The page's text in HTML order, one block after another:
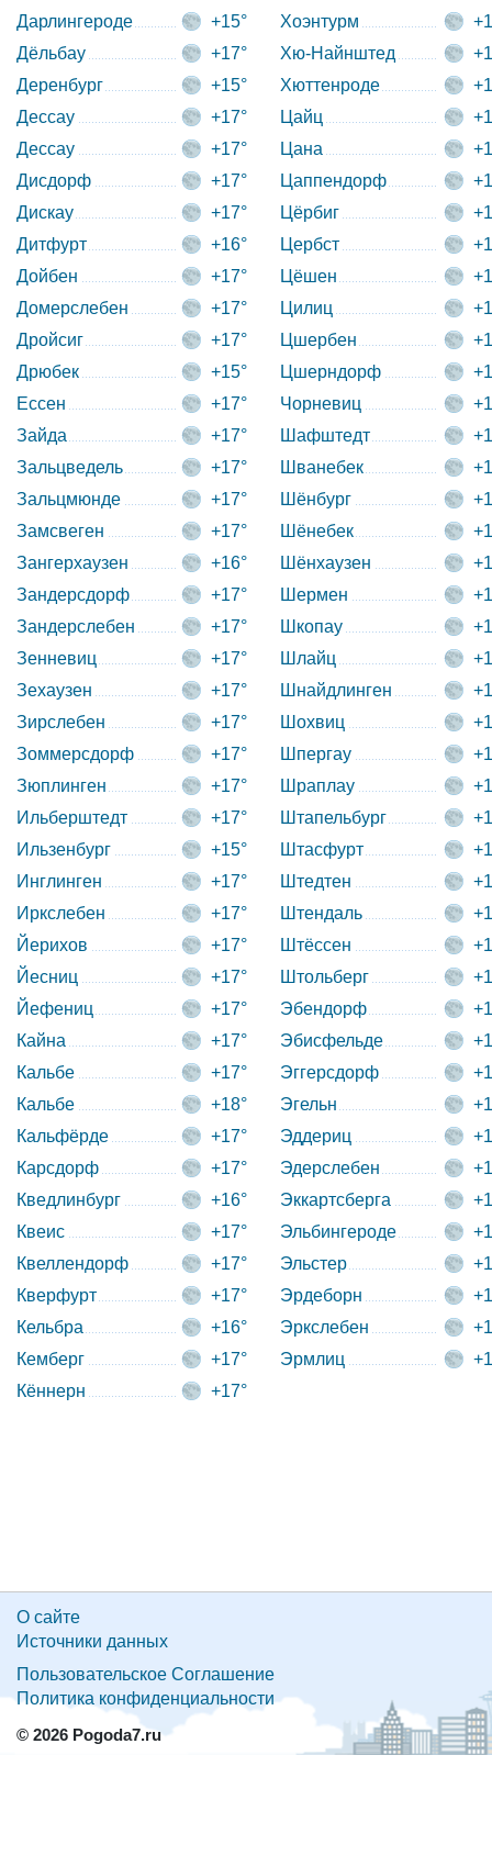
Дарлингероде
+15°
Дёльбау
+17°
Деренбург
+15°
Дессау
+17°
Дессау
+17°
Дисдорф
+17°
Дискау
+17°
Дитфурт
+16°
Дойбен
+17°
Домерслебен
+17°
Дройсиг
+17°
Дрюбек
+15°
Ессен
+17°
Зайда
+17°
Зальцведель
+17°
Зальцмюнде
+17°
Замсвеген
+17°
Зангерхаузен
+16°
Зандерсдорф
+17°
Зандерслебен
+17°
Зенневиц
+17°
Зехаузен
+17°
Зирслебен
+17°
Зоммерсдорф
+17°
Зюплинген
+17°
Ильберштедт
+17°
Ильзенбург
+15°
Инглинген
+17°
Иркслебен
+17°
Йерихов
+17°
Йесниц
+17°
Йефениц
+17°
Кайна
+17°
Кальбе
+17°
Кальбе
+18°
Кальфёрде
+17°
Карсдорф
+17°
Кведлинбург
+16°
Квеис
+17°
Квеллендорф
+17°
Кверфурт
+17°
Кельбра
+16°
Кемберг
+17°
Кённерн
+17°
Хоэнтурм
Хю-Найнштед
Хюттенроде
Цайц
Цана
Цаппендорф
Цёрбиг
Цербст
Цёшен
Цилиц
Цшербен
Цшерндорф
Чорневиц
Шафштедт
Шванебек
Шёнбург
Шёнебек
Шёнхаузен
Шермен
Шкопау
Шлайц
Шнайдлинген
Шохвиц
Шпергау
Шраплау
Штапельбург
Штасфурт
Штедтен
Штендаль
Штёссен
Штольберг
Эбендорф
Эбисфельде
Эггерсдорф
Эгельн
Эддериц
Эдерслебен
Эккартсберга
Эльбингероде
Эльстер
Эрдеборн
Эркслебен
Эрмлиц
О сайте
Источники данных
Пользовательское Соглашение
Политика конфиденциальности
© 2026 Pogoda7.ru